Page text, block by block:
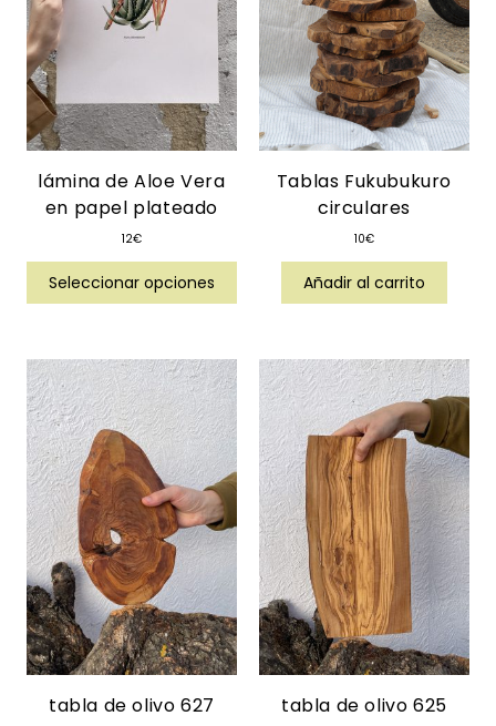
lámina de Aloe Vera
en papel plateado
12€
Seleccionar opciones
Tablas Fukubukuro
circulares
10€
Añadir al carrito
tabla de olivo 627 tabla de olivo 625